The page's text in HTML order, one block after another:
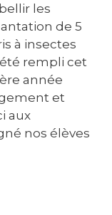
les
de 5
à insectes
rempli cet
année
et
aux
nos élèves